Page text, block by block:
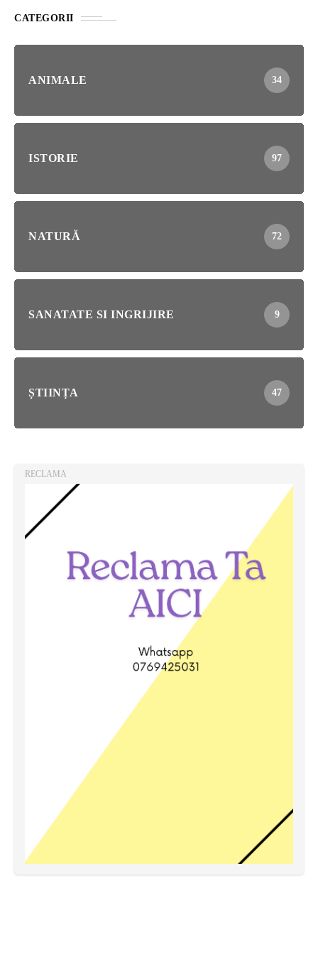
CATEGORII
ANIMALE 34
ISTORIE 97
NATURĂ 72
SANATATE SI INGRIJIRE 9
ȘTIINȚA 47
RECLAMA